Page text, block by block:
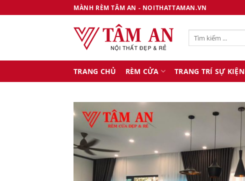
qua
MÀNH RÈM TÂM AN - NOITHATTAMAN.VN
Tìm
kiếm:
TRANG CHỦ RÈM CỬA TRANG TRÍ SỰ KIỆN